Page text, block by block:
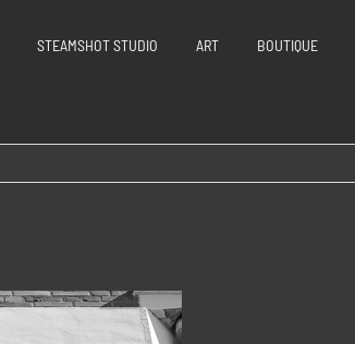
STEAMSHOT STUDIO ART BOUTIQUE